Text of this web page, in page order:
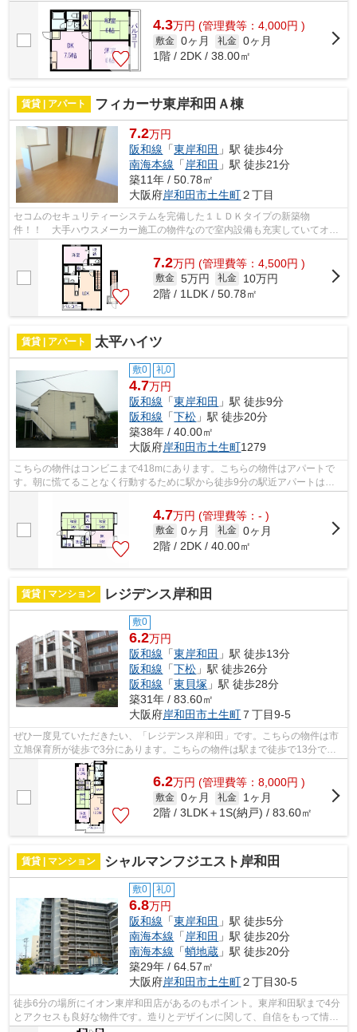
4.3万円 (管理費等：4,000円 )
敷金 0ヶ月 礼金 0ヶ月
1階 / 2DK / 38.00㎡
賃貸 | アパート フィカーサ東岸和田Ａ棟
7.2万円
阪和線 「東岸和田 」駅 徒歩4分
南海本線 「岸和田 」駅 徒歩21分
築11年 / 50.78㎡
大阪府岸和田市土生町２丁目
セコムのセキュリティーシステムを完備した１ＬＤＫタイプの新築物
件！！ 大手ハウスメーカー施工の物件なので室内設備も充実していてオス
スメの物件です！！ ナント！平成２６年１...
7.2万円 (管理費等：4,500円 )
敷金 5万円 礼金
10万円
2階 / 1LDK / 50.78㎡
賃貸 | アパート 太平ハイツ
敷0 礼0
4.7万円
阪和線 「東岸和田 」駅 徒歩9分
阪和線 「下松 」駅 徒歩20分
築38年 / 40.00㎡
大阪府岸和田市土生町1279
こちらの物件はコンビニまで418mにあります。こちらの物件はアパートで
す。朝に慌てることなく行動するために駅から徒歩9分の駅近アパートはい
4.7万円 (管理費等：- )
敷金 0ヶ月 礼金 0ヶ月
2階 / 2DK / 40.00㎡
賃貸 | マンション レジデンス岸和田
敷0
6.2万円
阪和線 「東岸和田 」駅 徒歩13分
阪和線 「下松 」駅 徒歩26分
阪和線 「東貝塚 」駅 徒歩28分
築31年 / 83.60㎡
大阪府岸和田市土生町 ７丁目9-5
ぜひ一度見ていただきたい、「レジデンス岸和田」です。こちらの物件は市
立旭保育所が徒歩で3分にあります。こちらの物件は駅まで徒歩で13分で到
着します。防犯対策もバッチリなマンシ...
6.2万円 (管理費等：8,000円 )
敷金 0ヶ月 礼金
1ヶ月
2階 / 3LDK＋1S(納戸) / 83.60㎡
賃貸 | マンション シャルマンフジエスト岸和田
敷0 礼0
6.8万円
阪和線 「東岸和田 」駅 徒歩5分
南海本線 「 岸和田 」駅 徒歩20分
南海本線 「蛸地蔵 」駅 徒歩20分
築29年 / 64.57㎡
大阪府岸和田市土生町２丁目30-5
徒歩6分の場所にイオン東岸和田店があるのもポイント。東岸和田駅まで4分
とアクセスも良好な物件です。造りとデザインに関して、自信をもって情報